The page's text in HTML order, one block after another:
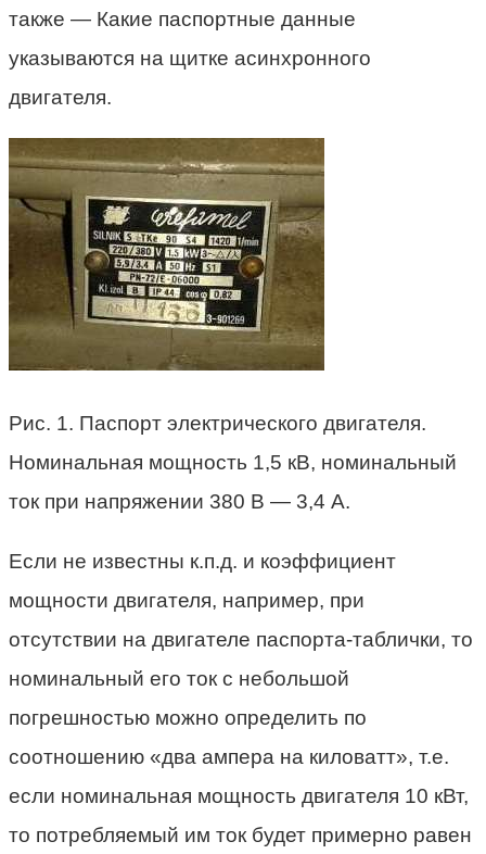
также — Какие паспортные данные
указываются на щитке асинхронного
двигателя.
Рис. 1. Паспорт электрического двигателя.
Номинальная мощность 1,5 кВ, номинальный
ток при напряжении 380 В — 3,4 А.
Если не известны к.п.д. и коэффициент
мощности двигателя, например, при
отсутствии на двигателе паспорта-таблички, то
номинальный его ток с небольшой
погрешностью можно определить по
соотношению «два ампера на киловатт», т.е.
если номинальная мощность двигателя 10 кВт,
то потребляемый им ток будет примерно равен